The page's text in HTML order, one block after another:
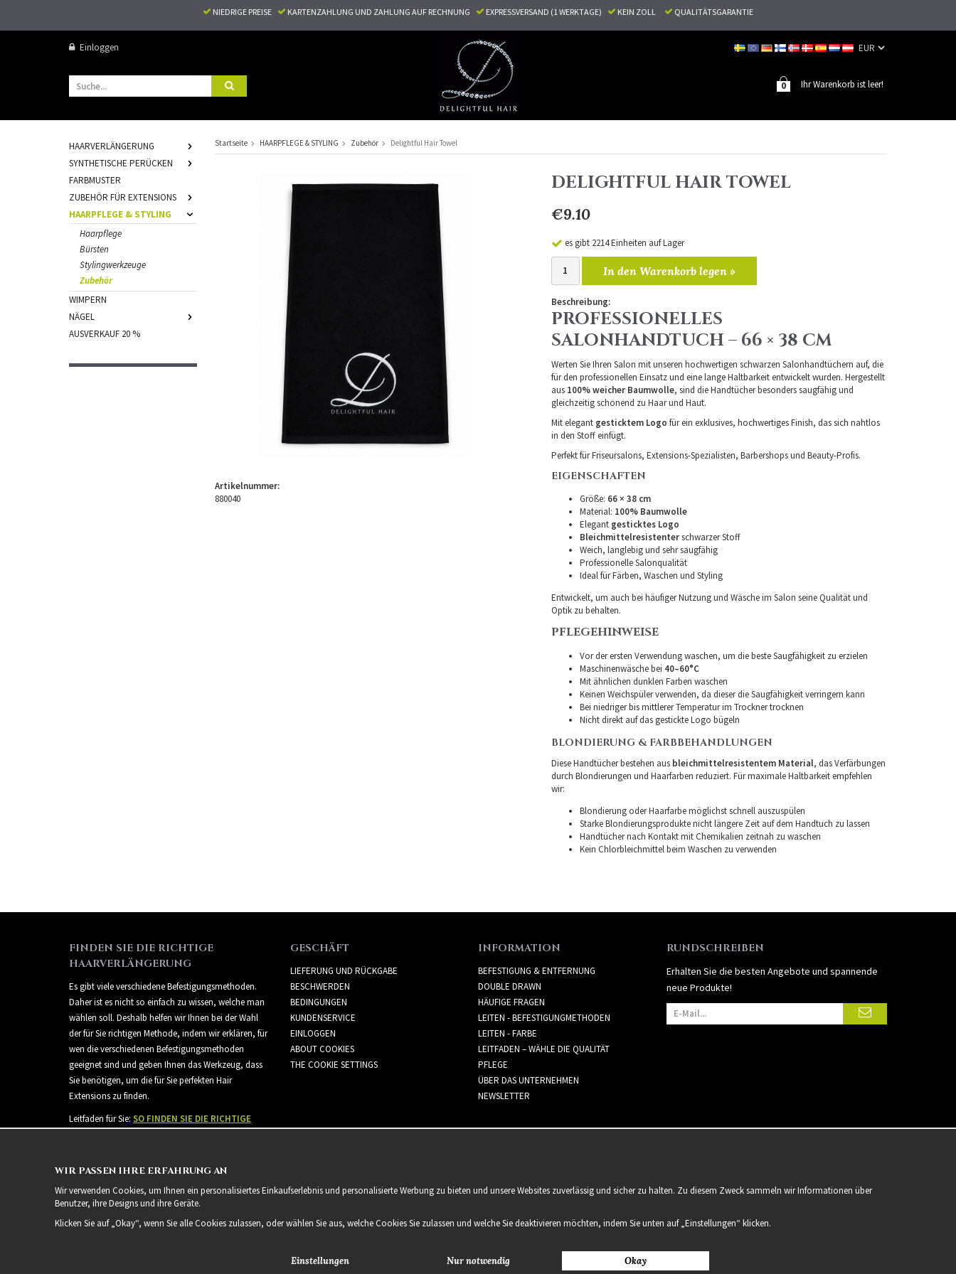
NIEDRIGE PREISE KARTENZAHLUNG UND ZAHLUNG AUF RECHNUNG EXPRESSVERSAND (1 WERKTAGE) KEIN ZOLL QUALITÄTSGARANTIE
Einloggen
Ihr Warenkorb ist leer!
0
HAARVERLÄNGERUNG
SYNTHETISCHE PERÜCKEN
FARBMUSTER
ZUBEHÖR FÜR EXTENSIONS
HAARPFLEGE & STYLING
Haarpflege
Bürsten
Stylingwerkzeuge
Zubehör
WIMPERN
NÄGEL
AUSVERKAUF 20 %
Startseite HAARPFLEGE & STYLING Zubehör Delightful Hair Towel
DELIGHTFUL HAIR TOWEL
€9.10
es gibt 2214 Einheiten auf Lager
In den Warenkorb legen »
Beschreibung:
PROFESSIONELLES
SALONHANDTUCH – 66 × 38 CM
Werten Sie Ihren Salon mit unseren hochwertigen schwarzen Salonhandtüchern auf, die
für den professionellen Einsatz und eine lange Haltbarkeit entwickelt wurden. Hergestellt
aus 100% weicher Baumwolle, sind die Handtücher besonders saugfähig und
gleichzeitig schonend zu Haar und Haut.
Mit elegant gesticktem Logo für ein exklusives, hochwertiges Finish, das sich nahtlos
in den Stoff einfügt.
Perfekt für Friseursalons, Extensions-Spezialisten, Barbershops und Beauty-Profis.
EIGENSCHAFTEN
Größe: 66 × 38 cm
Material: 100% Baumwolle
Elegant gesticktes Logo
Bleichmittelresistenterschwarzer Stoff
Weich, langlebig und sehr saugfähig
Professionelle Salonqualität
Ideal für Färben, Waschen und Styling
Entwickelt, um auch bei häufiger Nutzung und Wäsche im Salon seine Qualität und
Optik zu behalten.
PFLEGEHINWEISE
Vor der ersten Verwendung waschen, um die beste Saugfähigkeit zu erzielen
Maschinenwäsche bei 40–60°C
Mit ähnlichen dunklen Farben waschen
Keinen Weichspüler verwenden, da dieser die Saugfähigkeit verringern kann
Bei niedriger bis mittlerer Temperatur im Trockner trocknen
Nicht direkt auf das gestickte Logo bügeln
BLONDIERUNG & FARBBEHANDLUNGEN
Diese Handtücher bestehen aus bleichmittelresistentem Material, das Verfärbungen
durch Blondierungen und Haarfarben reduziert. Für maximale Haltbarkeit empfehlen
wir:
Blondierung oder Haarfarbe möglichst schnell auszuspülen
Starke Blondierungsprodukte nicht längere Zeit auf dem Handtuch zu lassen
Handtücher nach Kontakt mit Chemikalien zeitnah zu waschen
Kein Chlorbleichmittel beim Waschen zu verwenden
Artikelnummer:
880040
FINDEN SIE DIE RICHTIGE
HAARVERLÄNGERUNG
Es gibt viele verschiedene Befestigungsmethoden.
Daher ist es nicht so einfach zu wissen, welche man
wählen soll. Deshalb helfen wir Ihnen bei der Wahl
der für Sie richtigen Methode, indem wir erklären, für
wen die verschiedenen Befestigungsmethoden
geeignet sind und geben Ihnen das Werkzeug, dass
Sie benötigen, um die für Sie perfekten Hair
Extensions zu finden.
Leitfaden für Sie: SO FINDEN SIE DIE RICHTIGE
GESCHÄFT
LIEFERUNG UND RÜCKGABE
BESCHWERDEN
BEDINGUNGEN
KUNDENSERVICE
EINLOGGEN
ABOUT COOKIES
THE COOKIE SETTINGS
INFORMATION
BEFESTIGUNG & ENTFERNUNG
DOUBLE DRAWN
HÄUFIGE FRAGEN
LEITEN - BEFESTIGUNGMETHODEN
LEITEN - FARBE
LEITFADEN – WÄHLE DIE QUALITÄT
PFLEGE
ÜBER DAS UNTERNEHMEN
NEWSLETTER
RUNDSCHREIBEN
Erhalten Sie die besten Angebote und spannende
neue Produkte!
2021 Delightful Hair
WIR PASSEN IHRE ERFAHRUNG AN
Wir verwenden Cookies, um Ihnen ein personalisiertes Einkaufserlebnis und personalisierte Werbung zu bieten und unsere Websites zuverlässig und sicher zu halten. Zu diesem Zweck sammeln wir Informationen über
Benutzer, ihre Designs und ihre Geräte.
Klicken Sie auf „Okay“, wenn Sie alle Cookies zulassen, oder wählen Sie aus, welche Cookies Sie zulassen und welche Sie deaktivieren möchten, indem Sie unten auf „Einstellungen“ klicken.
Einstellungen Nur notwendig Okay